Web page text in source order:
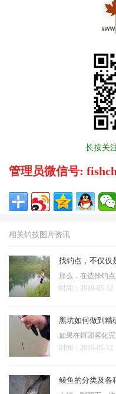
长按关
管理员微信号:
相关钓技图片资讯
时间：2019-05-12
黑坑如何做到精
时间：2019-05-12
鲮鱼的分类及各